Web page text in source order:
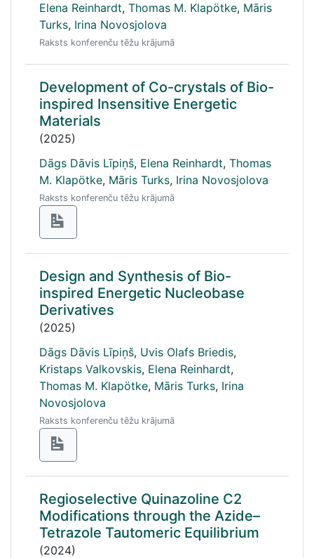
Elena Reinhardt, Thomas M. Klapötke, Māris
Turks, Irina Novosjolova
Raksts konferenču tēžu krājumā
Development of Co-crystals of Bio-
inspired Insensitive Energetic
Materials
(2025)
Dāgs Dāvis Līpiņš, Elena Reinhardt, Thomas
M. Klapötke, Māris Turks, Irina Novosjolova
Raksts konferenču tēžu krājumā
Design and Synthesis of Bio-
inspired Energetic Nucleobase
Derivatives
(2025)
Dāgs Dāvis Līpiņš, Uvis Olafs Briedis,
Kristaps Valkovskis, Elena Reinhardt,
Thomas M. Klapötke, Māris Turks, Irina
Novosjolova
Raksts konferenču tēžu krājumā
Regioselective Quinazoline C2
Modifications through the Azide–
Tetrazole Tautomeric Equilibrium
(2024)